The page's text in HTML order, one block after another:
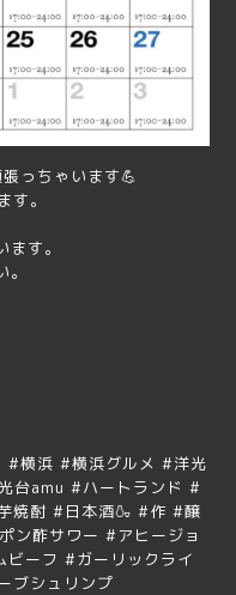
っちゃいます💪
。
す。
横浜 #横浜グルメ #洋光
台amu #ハートランド #
焼酎 #日本酒🍶 #作 #醸
ン酢サワー #アヒージョ
ーフ #ガーリックライ
ブシュリンプ